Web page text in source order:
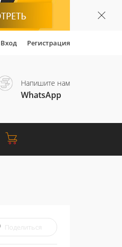
Вход Регистрация
Напишите нам
WhatsApp
Поделиться